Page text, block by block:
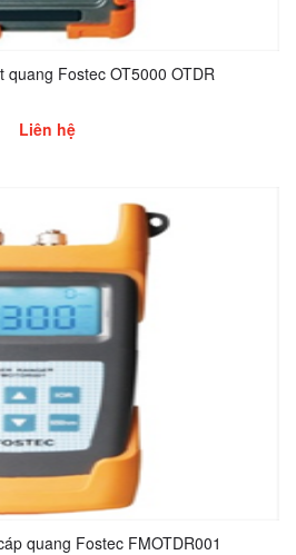
quang Fostec OT5000 OTDR
Liên hệ
quang Fostec FMOTDR001